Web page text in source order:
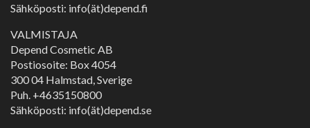
Sähköposti: info(ät)depend.fi
VALMISTAJA
Depend Cosmetic AB
Postiosoite: Box 4054
300 04 Halmstad, Sverige
Puh. +4635150800
Sähköposti: info(ät)depend.se